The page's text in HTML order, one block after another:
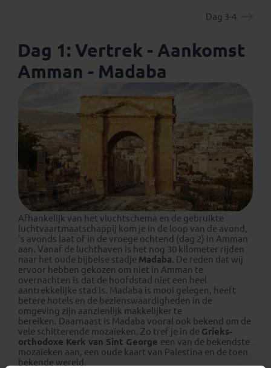
Dag 3-4
Dag 1: Vertrek - Aankomst
Amman - Madaba
Afhankelijk van het vluchtschema en de gebruikte
luchtvaartmaatschappij kom je in de loop van de avond,
's avonds laat of in de vroege ochtend (dag 2) in Amman
aan. Vanaf de luchthaven is het nog 30 kilometer rijden
naar het oude bijbelse stadje Madaba. De reden dat wij
ervoor hebben gekozen om niet in Amman te
overnachten is dat de hoofdstad niet een heel
aantrekkelijke stad is. Madaba is mooi gelegen, heeft
betere hotels en de bezienswaardigheden in de
omgeving zijn aanzienlijk makkelijker te
bereiken. Daarnaast is Madaba vooral ook bekend om de
vele schitterende mozaïeken. Zo tref je in de Grieks-
orthodoxe Kerk van Sint George een van de bekendste
mozaïeken aan, een oude kaart van Palestina en de toen
bekende wereld.